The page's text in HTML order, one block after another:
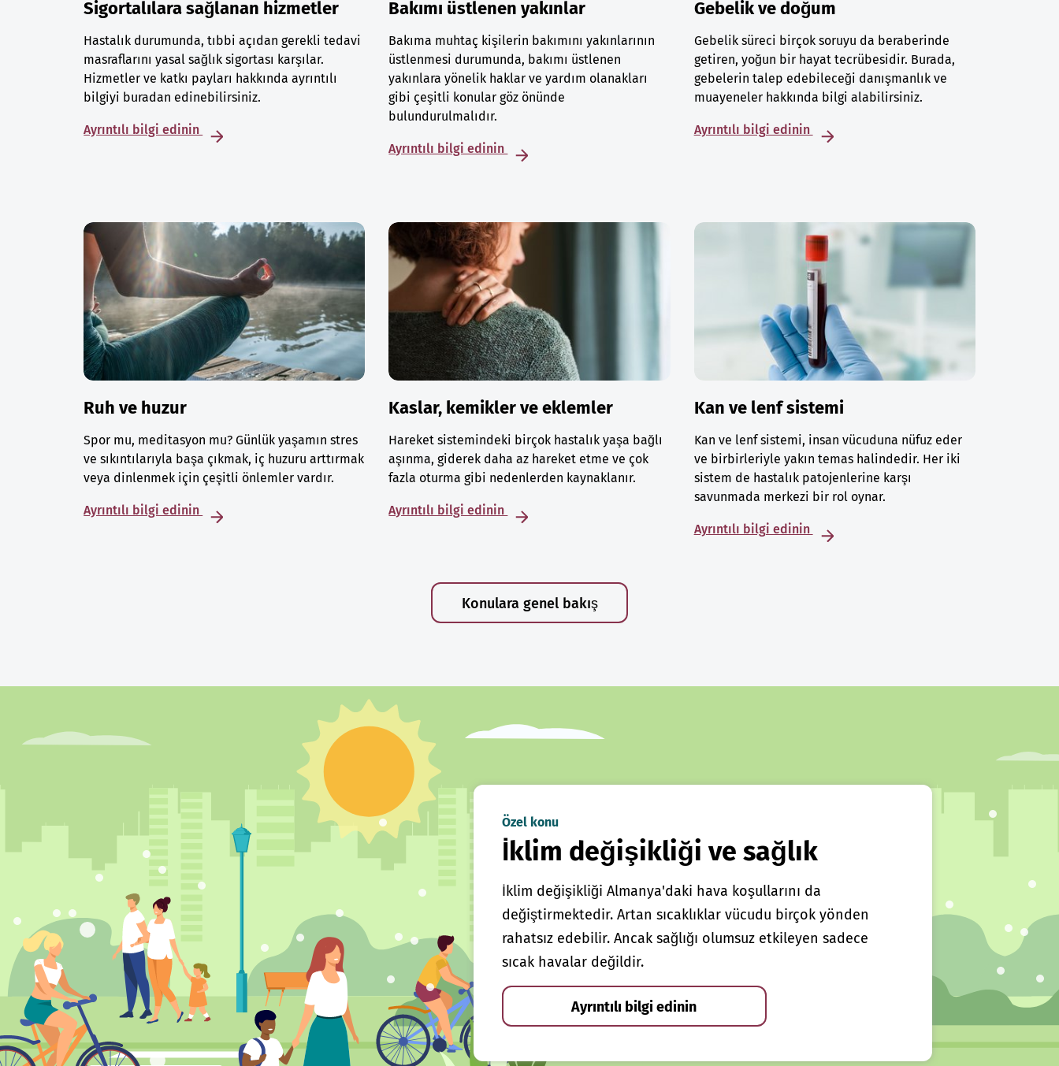
Sigortalılara sağlanan hizmetler
Hastalık durumunda, tıbbi açıdan gerekli tedavi
masraflarını yasal sağlık sigortası karşılar.
Hizmetler ve katkı payları hakkında ayrıntılı
bilgiyi buradan edinebilirsiniz.
Ayrıntılı bilgi edinin
Bakımı üstlenen yakınlar
Bakıma muhtaç kişilerin bakımını yakınlarının
üstlenmesi durumunda, bakımı üstlenen
yakınlara yönelik haklar ve yardım olanakları
gibi çeşitli konular göz önünde
bulundurulmalıdır.
Ayrıntılı bilgi edinin
Gebelik ve doğum
Gebelik süreci birçok soruyu da beraberinde
getiren, yoğun bir hayat tecrübesidir. Burada,
gebelerin talep edebileceği danışmanlık ve
muayeneler hakkında bilgi alabilirsiniz.
Ayrıntılı bilgi edinin
Ruh ve huzur
Spor mu, meditasyon mu? Günlük yaşamın stres
ve sıkıntılarıyla başa çıkmak, iç huzuru arttırmak
veya dinlenmek için çeşitli önlemler vardır.
Ayrıntılı bilgi edinin
Kaslar, kemikler ve eklemler
Hareket sistemindeki birçok hastalık yaşa bağlı
aşınma, giderek daha az hareket etme ve çok
fazla oturma gibi nedenlerden kaynaklanır.
Ayrıntılı bilgi edinin
Kan ve lenf sistemi
Kan ve lenf sistemi, insan vücuduna nüfuz eder
ve birbirleriyle yakın temas halindedir. Her iki
sistem de hastalık patojenlerine karşı
savunmada merkezi bir rol oynar.
Ayrıntılı bilgi edinin
Konulara genel bakış
Özel konu
İklim değişikliği ve sağlık
İklim değişikliği Almanya'daki hava koşullarını da
değiştirmektedir. Artan sıcaklıklar vücudu birçok yönden
rahatsız edebilir. Ancak sağlığı olumsuz etkileyen sadece
sıcak havalar değildir.
Ayrıntılı bilgi edinin